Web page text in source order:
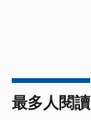
最多人閱讀